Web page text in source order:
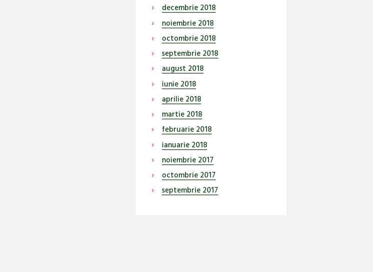
decembrie 2018
noiembrie 2018
octombrie 2018
septembrie 2018
august 2018
iunie 2018
aprilie 2018
martie 2018
februarie 2018
ianuarie 2018
noiembrie 2017
octombrie 2017
septembrie 2017